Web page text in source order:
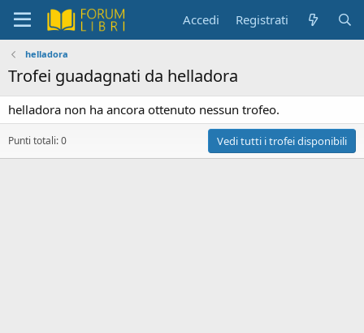
Accedi Registrati
helladora
Trofei guadagnati da helladora
helladora non ha ancora ottenuto nessun trofeo.
Punti totali: 0 Vedi tutti i trofei disponibili